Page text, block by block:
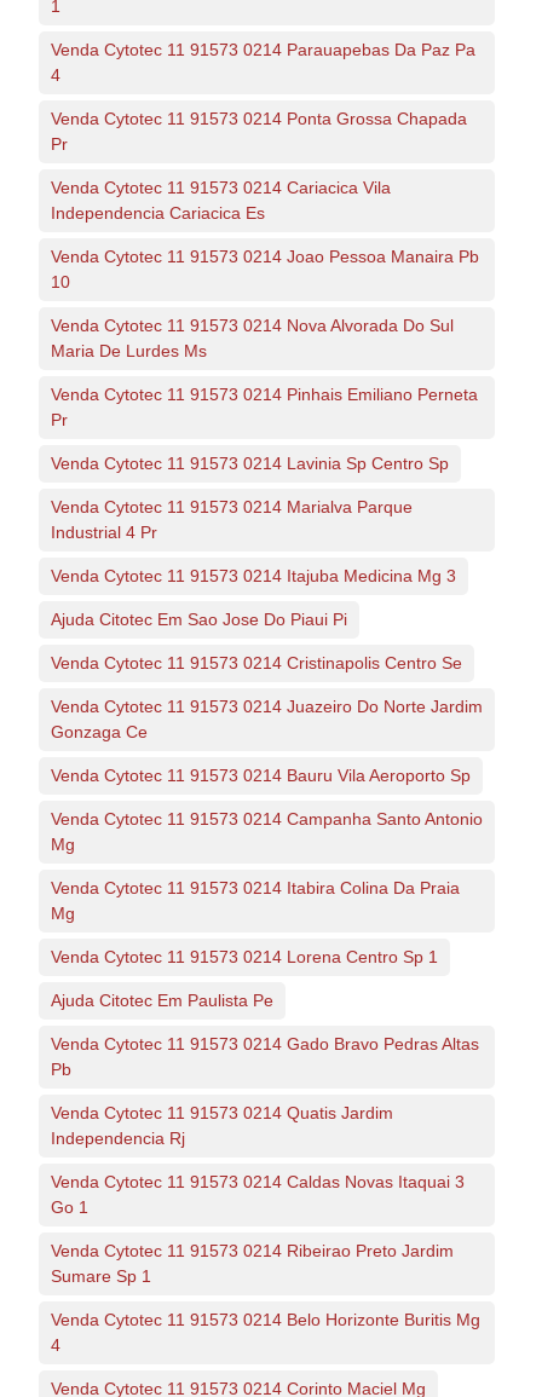
1
Venda Cytotec 11 91573 0214 Parauapebas Da Paz Pa
4
Venda Cytotec 11 91573 0214 Ponta Grossa Chapada
Pr
Venda Cytotec 11 91573 0214 Cariacica Vila
Independencia Cariacica Es
Venda Cytotec 11 91573 0214 Joao Pessoa Manaira Pb
10
Venda Cytotec 11 91573 0214 Nova Alvorada Do Sul
Maria De Lurdes Ms
Venda Cytotec 11 91573 0214 Pinhais Emiliano Perneta
Pr
Venda Cytotec 11 91573 0214 Lavinia Sp Centro Sp
Venda Cytotec 11 91573 0214 Marialva Parque
Industrial 4 Pr
Venda Cytotec 11 91573 0214 Itajuba Medicina Mg 3
Ajuda Citotec Em Sao Jose Do Piaui Pi
Venda Cytotec 11 91573 0214 Cristinapolis Centro Se
Venda Cytotec 11 91573 0214 Juazeiro Do Norte Jardim
Gonzaga Ce
Venda Cytotec 11 91573 0214 Bauru Vila Aeroporto Sp
Venda Cytotec 11 91573 0214 Campanha Santo Antonio
Mg
Venda Cytotec 11 91573 0214 Itabira Colina Da Praia
Mg
Venda Cytotec 11 91573 0214 Lorena Centro Sp 1
Ajuda Citotec Em Paulista Pe
Venda Cytotec 11 91573 0214 Gado Bravo Pedras Altas
Pb
Venda Cytotec 11 91573 0214 Quatis Jardim
Independencia Rj
Venda Cytotec 11 91573 0214 Caldas Novas Itaquai 3
Go 1
Venda Cytotec 11 91573 0214 Ribeirao Preto Jardim
Sumare Sp 1
Venda Cytotec 11 91573 0214 Belo Horizonte Buritis Mg
4
Venda Cytotec 11 91573 0214 Corinto Maciel Mg